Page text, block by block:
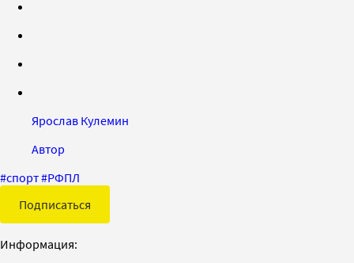
Ярослав Кулемин
Автор
#спорт#РФПЛ
Подписаться
Информация: